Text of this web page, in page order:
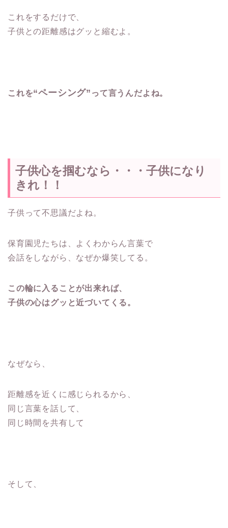
これをするだけで、
子供との距離感はグッと縮むよ。
これを“ペーシング” って言うんだよね。
子供心を掴むなら・・・子供になり
きれ！！
子供って不思議だよね。
保育園児たちは、よくわからん言葉で
会話をしながら、なぜか爆笑してる。
この輪に入ることが出来れば、
子供の心はグッと近づいてくる。
なぜなら、
距離感を近くに感じられるから、
同じ言葉を話して、
同じ時間を共有して
そして、